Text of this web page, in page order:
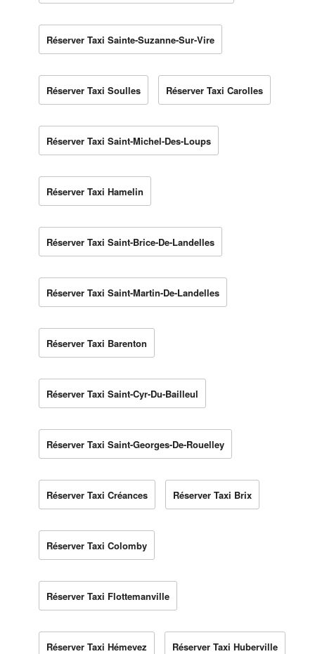
Réserver Taxi Sainte-Suzanne-Sur-Vire
Réserver Taxi Soulles Réserver Taxi Carolles
Réserver Taxi Saint-Michel-Des-Loups
Réserver Taxi Hamelin
Réserver Taxi Saint-Brice-De-Landelles
Réserver Taxi Saint-Martin-De-Landelles
Réserver Taxi Barenton
Réserver Taxi Saint-Cyr-Du-Bailleul
Réserver Taxi Saint-Georges-De-Rouelley
Réserver Taxi Créances Réserver Taxi Brix
Réserver Taxi Colomby
Réserver Taxi Flottemanville
Réserver Taxi Hémevez Réserver Taxi Huberville